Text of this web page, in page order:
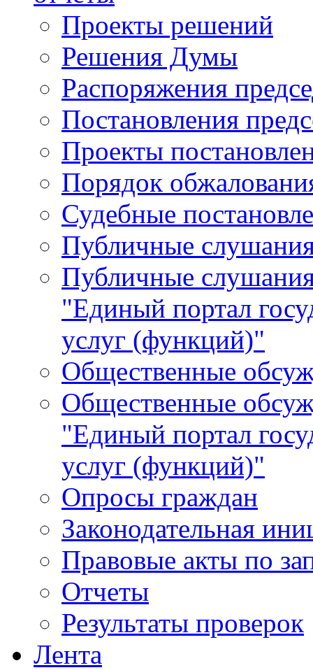
Проекты решений
Решения Думы
Распоряжения
Постановления
Проекты
Порядок
Судебные
Публичные
Публичные
"Единый портал
услуг (функций)"
Общественные
Общественные
"Единый портал
услуг (функций)"
Опросы граждан
Законодательная
Правовые акты по
Отчеты
Результаты проверок
Лента